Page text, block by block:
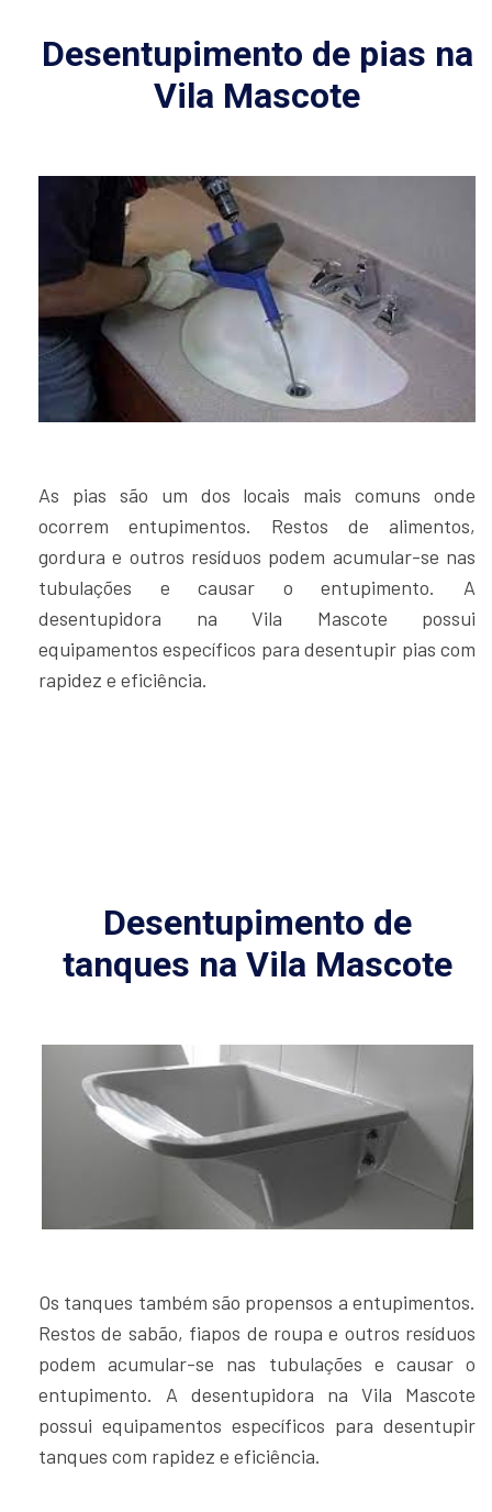
Desentupimento de pias na
Vila Mascote
As pias são um dos locais mais comuns onde
ocorrem entupimentos. Restos de alimentos,
gordura e outros resíduos podem acumular-se nas
tubulações e causar o entupimento. A
desentupidora na Vila Mascote possui
equipamentos específicos para desentupir pias com
rapidez e eficiência.
Desentupimento de
tanques na Vila Mascote
Os tanques também são propensos a entupimentos.
Restos de sabão, fiapos de roupa e outros resíduos
podem acumular-se nas tubulações e causar o
entupimento. A desentupidora na Vila Mascote
possui equipamentos específicos para desentupir
tanques com rapidez e eficiência.